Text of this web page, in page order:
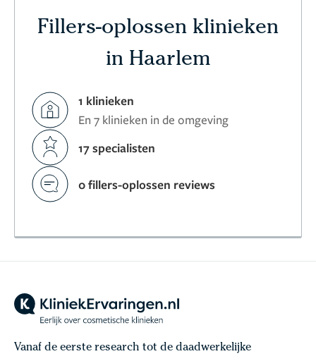
Fillers-oplossen klinieken
in Haarlem
1 klinieken
En 7 klinieken in de omgeving
17 specialisten
0 fillers-oplossen reviews
Vanaf de eerste research tot de daadwerkelijke